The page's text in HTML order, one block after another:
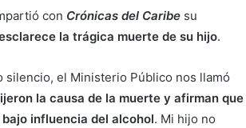
con Crónicas del Caribe su
la trágica muerte de su hijo.
silencio, el Ministerio Público nos llamó
la causa de la muerte y afirman que
influencia del alcohol. Mi hijo no